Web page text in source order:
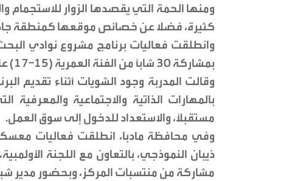
ومنها الحمة التي يقصدها الزوار للاستجمام
كثيرة، فضلا عن خصائص موقعها كمنطقة
وانطلقت فعاليات برنامج مشروع نوادي
بمشاركة 30 شاباً من الفئة العمرية (15–17) عاماً.
وقالت المدربة وجود الشويات أثناء تقديم
بالمهارات الذاتية والاجتماعية
مستقبلاً، والاستعداد للدخول إلى سوق العمل.
وفي محافظة مادبا، انطلقت فعاليات
مشاركة من منتسبات المركز، وبحضور مدير